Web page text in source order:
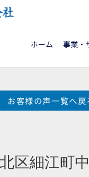
ホーム 事業・
お客様の声一覧へ戻
区細江町